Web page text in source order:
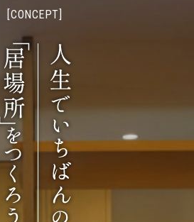
[CONCEPT]